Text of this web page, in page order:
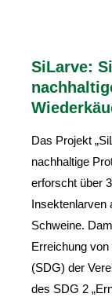
SiLarve:
Das Projekt
nachhaltige
erforscht über
Insektenlarven
Schweine.
Erreichung
(SDG) der
des SDG 2